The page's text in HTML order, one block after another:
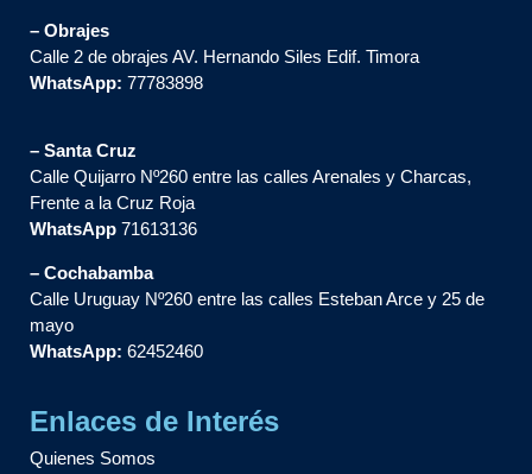
– Obrajes
Calle 2 de obrajes AV. Hernando Siles Edif. Timora
WhatsApp: 77783898
– Santa Cruz
Calle Quijarro Nº260 entre las calles Arenales y Charcas,
Frente a la Cruz Roja
WhatsApp 71613136
– Cochabamba
Calle Uruguay Nº260 entre las calles Esteban Arce y 25 de
mayo
WhatsApp: 62452460
Enlaces de Interés
Quienes Somos